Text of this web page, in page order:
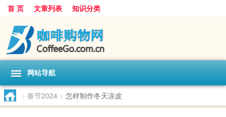
首 页 文章列表 知识分类
网站导航
> 春节2024 > 怎样制作冬天凉皮